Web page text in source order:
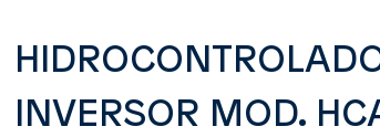
INVERSOR MOD.